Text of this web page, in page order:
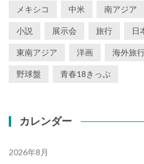
メキシコ 中米 南アジア
小説 展示会 旅行 日
東南アジア 洋画 海外旅
野球盤 青春18きっぷ
カレンダー
2026年8月